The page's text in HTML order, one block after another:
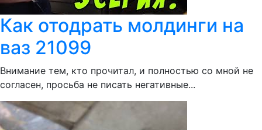
Как отодрать молдинги на
ваз 21099
Внимание тем, кто прочитал, и полностью со мной не
согласен, просьба не писать негативные...